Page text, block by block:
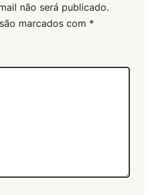
não será publicado.
marcados com *